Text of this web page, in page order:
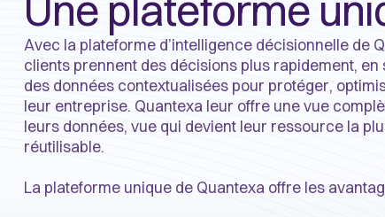
Avec la plateforme d’intelligence décisionnelle de
clients prennent des décisions plus rapidement, en
des données contextualisées pour protéger,
leur entreprise. Quantexa leur offre une vue
leurs données, vue qui devient leur ressource la
réutilisable.
La plateforme unique de Quantexa offre les